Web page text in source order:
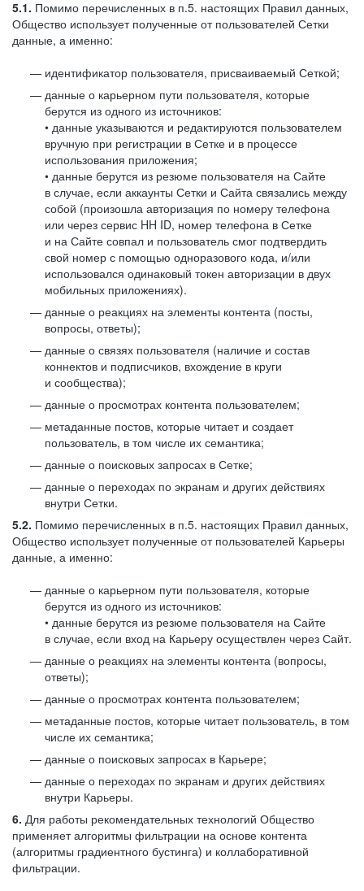
5.1. Помимо перечисленных в п.5. настоящих Правил данных,
Общество использует полученные от пользователей Сетки
данные, а именно:
идентификатор пользователя, присваиваемый Сеткой;
данные о карьерном пути пользователя, которые
берутся из одного из источников:
• данные указываются и редактируются пользователем
вручную при регистрации в Сетке и в процессе
использования приложения;
• данные берутся из резюме пользователя на Сайте
в случае, если аккаунты Сетки и Сайта связались между
собой (произошла авторизация по номеру телефона
или через сервис HH ID, номер телефона в Сетке
и на Сайте совпал и пользователь смог подтвердить
свой номер с помощью одноразового кода, и/или
использовался одинаковый токен авторизации в двух
мобильных приложениях).
данные о реакциях на элементы контента (посты,
вопросы, ответы);
данные о связях пользователя (наличие и состав
коннектов и подписчиков, вхождение в круги
и сообщества);
данные о просмотрах контента пользователем;
метаданные постов, которые читает и создает
пользователь, в том числе их семантика;
данные о поисковых запросах в Сетке;
данные о переходах по экранам и других действиях
внутри Сетки.
5.2. Помимо перечисленных в п.5. настоящих Правил данных,
Общество использует полученные от пользователей Карьеры
данные, а именно:
данные о карьерном пути пользователя, которые
берутся из одного из источников:
• данные берутся из резюме пользователя на Сайте
в случае, если вход на Карьеру осуществлен через Сайт.
данные о реакциях на элементы контента (вопросы,
ответы);
данные о просмотрах контента пользователем;
метаданные постов, которые читает пользователь, в том
числе их семантика;
данные о поисковых запросах в Карьере;
данные о переходах по экранам и других действиях
внутри Карьеры.
6. Для работы рекомендательных технологий Общество
применяет алгоритмы фильтрации на основе контента
(алгоритмы градиентного бустинга) и коллаборативной
фильтрации.